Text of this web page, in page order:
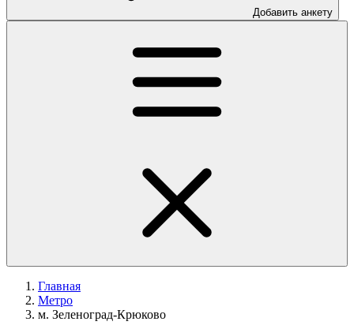
Добавить анкету
Главная
Метро
м. Зеленоград-Крюково